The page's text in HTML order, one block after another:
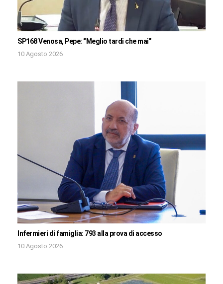
SP168 Venosa, Pepe: “Meglio tardi che mai”
10 Agosto 2026
Infermieri di famiglia: 793 alla prova di accesso
10 Agosto 2026